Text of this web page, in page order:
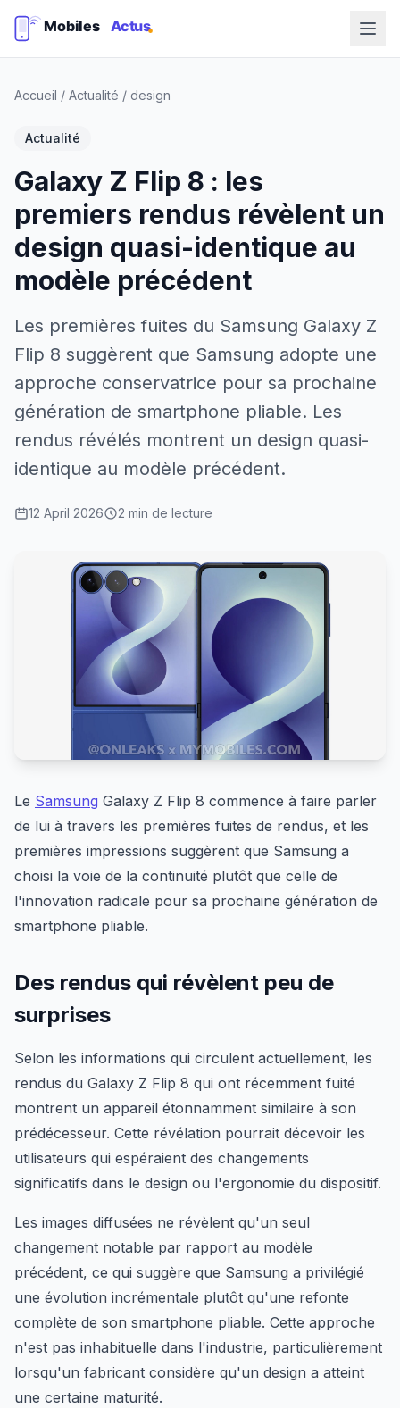
Accueil / Actualité / design
Actualité
Galaxy Z Flip 8 : les
premiers rendus révèlent un
design quasi-identique au
modèle précédent
Les premières fuites du Samsung Galaxy Z
Flip 8 suggèrent que Samsung adopte une
approche conservatrice pour sa prochaine
génération de smartphone pliable. Les
rendus révélés montrent un design quasi-
identique au modèle précédent.
12 April 2026 2 min de lecture
Le Samsung Galaxy Z Flip 8 commence à faire parler
de lui à travers les premières fuites de rendus, et les
premières impressions suggèrent que Samsung a
choisi la voie de la continuité plutôt que celle de
l'innovation radicale pour sa prochaine génération de
smartphone pliable.
Des rendus qui révèlent peu de
surprises
Selon les informations qui circulent actuellement, les
rendus du Galaxy Z Flip 8 qui ont récemment fuité
montrent un appareil étonnamment similaire à son
prédécesseur. Cette révélation pourrait décevoir les
utilisateurs qui espéraient des changements
significatifs dans le design ou l'ergonomie du dispositif.
Les images diffusées ne révèlent qu'un seul
changement notable par rapport au modèle
précédent, ce qui suggère que Samsung a privilégié
une évolution incrémentale plutôt qu'une refonte
complète de son smartphone pliable. Cette approche
n'est pas inhabituelle dans l'industrie, particulièrement
lorsqu'un fabricant considère qu'un design a atteint
une certaine maturité.